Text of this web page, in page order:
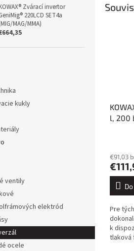
Zvárací invertor
220LCD SET4a
MAG/MMA)
kukly
ventily
elektród
ocele
l, 200
€91,03
Pre
k
tlaková